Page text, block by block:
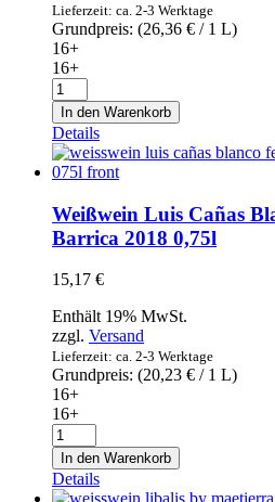
Lieferzeit: ca. 2-3 Werktage
Grundpreis: (26,36 € / 1 L)
16+
16+
Weißwein
Mar
de
Frades
Albariño
Rias
Baixas
2019
0,75l
In den Warenkorb
Details
Weißwein Luis Cañas
Barrica 2018 0,75l
15,17 €
Enthält 19% MwSt.
zzgl. Versand
Lieferzeit: ca. 2-3 Werktage
Grundpreis: (20,23 € / 1 L)
16+
16+
Weißwein
Luis
Cañas
Blanco
In den Warenkorb
Details